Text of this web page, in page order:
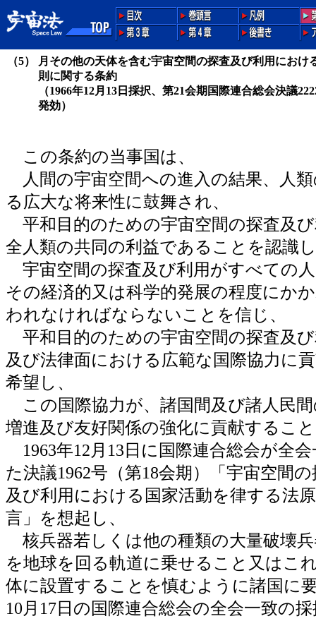
（5）
月その他の天体を含む宇宙空間の探査及び利用におけ
則に関する条約
（1966年12月13日採択、第21会期国際連合総会決議
発効）
この条約の当事国は、
人間の宇宙空間への進入の結果、人
る広大な将来性に鼓舞され、
平和目的のための宇宙空間の探査及
全人類の共同の利益であることを認識
宇宙空間の探査及び利用がすべての
その経済的又は科学的発展の程度にか
われなければならないことを信じ、
平和目的のための宇宙空間の探査及
及び法律面における広範な国際協力に
希望し、
この国際協力が、諸国間及び諸人民
増進及び友好関係の強化に貢献するこ
1963年12月13日に国際連合総会が全
た決議1962号（第18会期）「宇宙空間
及び利用における国家活動を律する法
言」を想起し、
核兵器若しくは他の種類の大量破壊
を地球を回る軌道に乗せること又はこ
体に設置することを慎むように諸国に
10月17日の国際連合総会の全会一致の